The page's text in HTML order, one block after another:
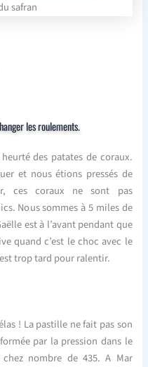
safran
les roulements.
des patates de coraux.
et nous étions pressés de
ces coraux ne sont pas
Nous sommes à 5 miles de
est à l’avant pendant que
quand c’est le choc avec le
trop tard pour ralentir.
! La pastille ne fait pas son
par la pression dans le
nombre de 435. A Mar